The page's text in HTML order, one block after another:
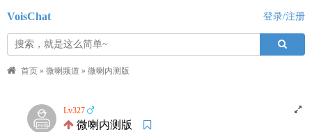
VoisChat 登录/注册
首页 » 微喇频道 » 微喇内测版
Lv327
微喇内测版